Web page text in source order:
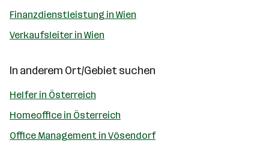
Finanzdienstleistung in Wien
Verkaufsleiter in Wien
In anderem Ort/Gebiet suchen
Helfer in Österreich
Homeoffice in Österreich
Office Management in Vösendorf